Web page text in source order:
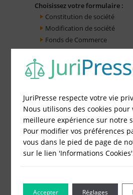
Choisissez votre formulaire :
Constitution de société
Modification de société
Fonds de Commerce
Cessation d'activité
JuriPresse respecte votre vie
Nous utilisons des cookies
meilleure expérience sur notre
Pour modifier vos préférences
vous dans le pied de page de
sur le lien 'Informations
Accepter Réglages